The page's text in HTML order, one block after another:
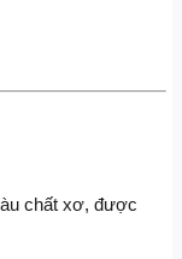
chất xơ, được